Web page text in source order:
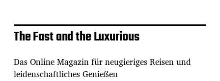
The Fast and the Luxurious
Das Online Magazin für neugieriges Reisen und
leidenschaftliches Genießen